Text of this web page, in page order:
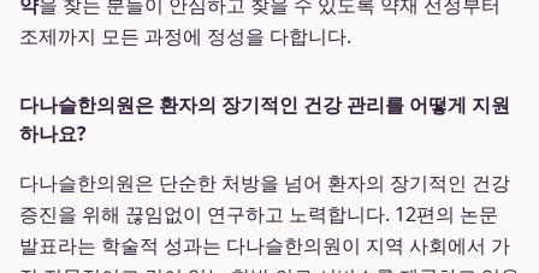
조제까지 모든 과정에 정성을 다합니다.
다나슬한의원은 환자의 장기적인 건강 관리를 어떻게 지원
하나요?
다나슬한의원은 단순한 처방을 넘어 환자의 장기적인 건강
증진을 위해 끊임없이 연구하고 노력합니다. 12편의 논문
발표라는 학술적 성과는 다나슬한의원이 지역 사회에서 가